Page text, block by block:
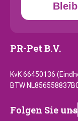
PR-Pet B.V.
KvK 66450136
BTW
Folgen
Folgen Sie uns